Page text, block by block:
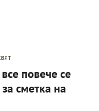
повече се
сметка на